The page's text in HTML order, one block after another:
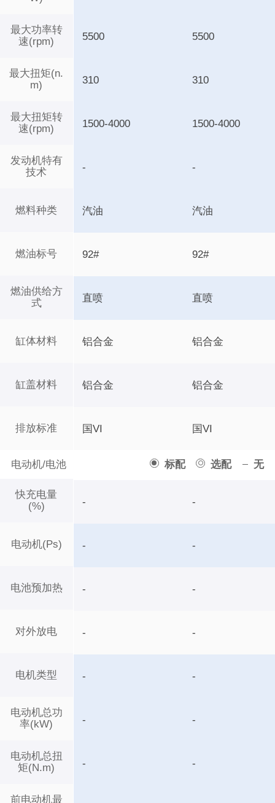
最大功率转
速(rpm)
最大扭矩(n.
m)
最大扭矩转
速(rpm)
发动机特有
技术
燃料种类
燃油标号
燃油供给方
式
缸体材料
缸盖材料
排放标准
电动机/电池 标配 选配 无
快充电量
(%)
电动机(Ps)
电池预加热
对外放电
电机类型
电动机总功
率(kW)
电动机总扭
矩(N.m)
前电动机最
5500 5500
310 310
1500-4000 1500-4000
- -
汽油 汽油
92# 92#
直喷 直喷
铝合金 铝合金
铝合金 铝合金
国VI 国VI
- -
- -
- -
- -
- -
- -
- -